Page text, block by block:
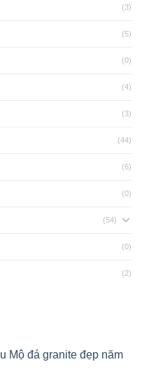
(3)
(5)
(0)
(4)
(3)
(44)
(6)
(0)
(54)
(0)
(2)
Mộ đá granite đẹp năm